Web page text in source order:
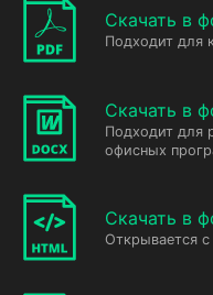
Скачать в
Подходит для
Скачать в
Подходит для
офисных
Скачать в
Открывается